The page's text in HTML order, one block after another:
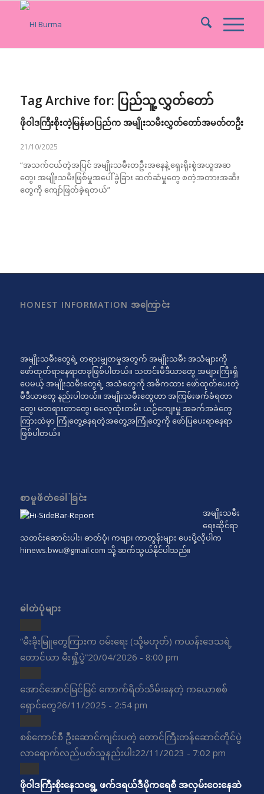
Tag Archive for: ပြည်သူ့လွှတ်တော်
ဖိုဝါဒကြီးစိုးတဲ့မြန်မာပြည်က အမျိုးသမီးလွှတ်တော်အမတ်တဦး
21/10/2025
“အသက်ငယ်တဲ့အပြင် အမျိုးသမီးတဦးအနေနဲ့ ရှေးရိုးစွဲအယူအဆ
တွေ၊ အမျိုးသမီးဖြစ်မှုအပေါ် ခွဲခြား ဆက်ဆံမှုတွေ စတဲ့အတားအဆီး
တွေကို ကျော်ဖြတ်ခဲ့ရတယ်”
HONEST INFORMATION အကြောင်း
အမျိုးသမီးတွေရဲ့ တရားမျှတမှုအတွက် အမျိုးသမီး အသံများကို
ဖော်ထုတ်ရာနေရာတခုဖြစ်ပါတယ်။ သတင်းမီဒီယာတွေ အများကြီးရှိ
ပေမယ့် အမျိုးသမီးတွေရဲ့ အသံတွေကို အဓိကထား ဖော်ထုတ်ပေးတဲ့
မီဒီယာတွေ နည်းပါတယ်။ အမျိုးသမီးတွေဟာ အကြမ်းဖက်ခံရတာ
တွေ၊ မတရားတာတွေ၊ ဓလေ့ထုံးတမ်း ယဉ်ကျေးမှု အခက်အခဲတွေ
ကြားထဲမှာ ကြုံတွေ့နေရတဲ့အတွေ့အကြုံတွေကို ဖော်ပြပေးရာနေရာ
ဖြစ်ပါတယ်။
စာမူဖိတ်ခေါ်ခြင်း
အမျိုးသမီး
ရေးဆိုင်ရာ
သတင်းဆောင်းပါး၊ ဓာတ်ပုံ၊ ကဗျာ၊ ကာတွန်းများ ပေးပို့လိုပါက
hinews.bwu@gmail.com သို့ ဆက်သွယ်နိုင်ပါသည်။
ဓါတ်ပုံများ
“မီးခိုးမြူတွေကြားက ဝမ်းရေး (သို့မဟုတ်) ကယန်းဒေသရဲ့
တောင်ယာ မီးရှို့ပွဲ”20/04/2026 - 8:00 pm
အောင်အောင်မြင်မြင် ကောက်ရိတ်သိမ်းနေတဲ့ ကယောစစ်
ရှောင်တွေ26/11/2025 - 2:54 pm
စစ်ကောင်စီ ဦးဆောင်ကျင်းပတဲ့ တောင်ကြီးတန်ဆောင်တိုင်ပွဲ
လာရောက်လည်ပတ်သူနည်းပါး22/11/2023 - 7:02 pm
ဖိုဝါဒကြီးစိုးနေသရွေ့ ဖက်ဒရယ်ဒီမိုကရေစီ အလှမ်းဝေးနေဆဲ